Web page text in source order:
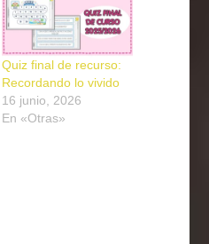
Quiz final de recurso:
Recordando lo vivido
16 junio, 2026
En «Otras»